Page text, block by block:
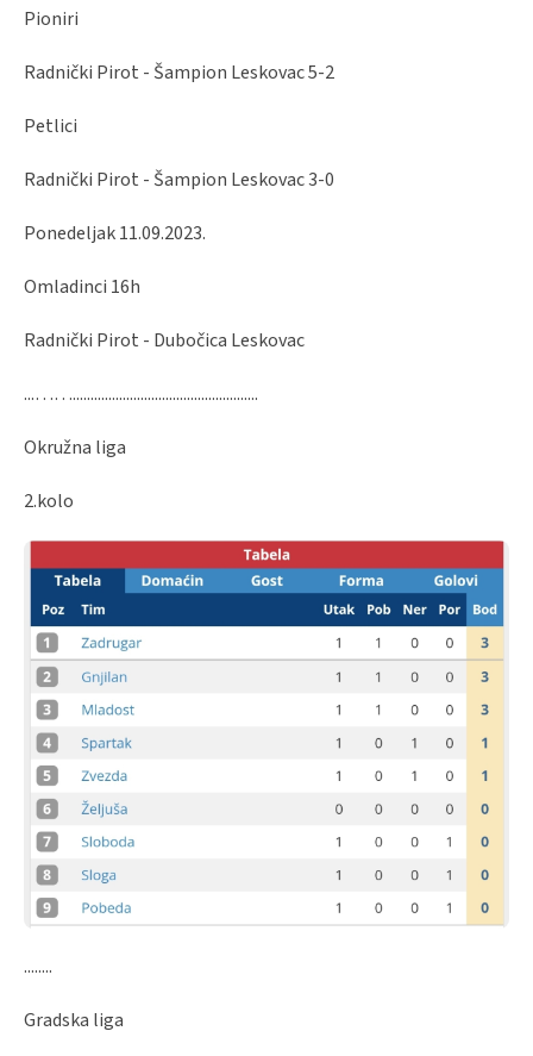
Pioniri
Radnički Pirot - Šampion Leskovac 5-2
Petlici
Radnički Pirot - Šampion Leskovac 3-0
Ponedeljak 11.09.2023.
Omladinci 16h
Radnički Pirot - Dubočica Leskovac
...……....................................................
Okružna liga
2.kolo
........
Gradska liga